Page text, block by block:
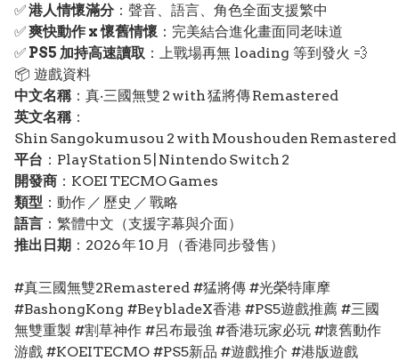
✅港人情懷滿分：聲音、語言、角色全面支援繁中
✅爽快動作 x 懷舊情懷 ：完美結合進化畫面同老味道
✅ PS5 加持高速讀取 ：上戰場再無 loading 等到發火 💨
📦 遊戲資料
中文名稱 ：真‧三國無雙 2 with 猛將傳 Remastered
英文名稱 ：
Shin Sangokumusou 2 with Moushouden Remastered
平台 ：PlayStation 5 | Nintendo Switch 2
開發商 ：KOEI TECMO Games
類型 ：動作 ／ 歷史 ／ 戰略
語言 ：繁體中文（支援字幕與介面）
推出日期 ：2026 年 10 月（香港同步發售）
#真三國無雙2Remastered #猛將傳 #光榮特庫摩
#BashongKong #BeybladeX香港 #PS5遊戲推薦 #三國
無雙重製 #割草神作 #呂布最強 #香港玩家必玩 #懷舊動作
游戲 #KOEITECMO #PS5新品 #遊戲推介 #港版遊戲